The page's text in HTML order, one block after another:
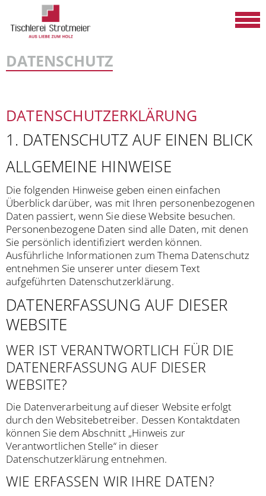
DATENSCHUTZ
DATENSCHUTZ­ERKLÄRUNG
1. DATENSCHUTZ AUF EINEN BLICK
ALLGEMEINE HINWEISE
Die folgenden Hinweise geben einen einfachen
Überblick darüber, was mit Ihren personenbezogenen
Daten passiert, wenn Sie diese Website besuchen.
Personenbezogene Daten sind alle Daten, mit denen
Sie persönlich identifiziert werden können.
Ausführliche Informationen zum Thema Datenschutz
entnehmen Sie unserer unter diesem Text
aufgeführten Datenschutzerklärung.
DATENERFASSUNG AUF DIESER
WEBSITE
WER IST VERANTWORTLICH FÜR DIE
DATENERFASSUNG AUF DIESER
WEBSITE?
Die Datenverarbeitung auf dieser Website erfolgt
durch den Websitebetreiber. Dessen Kontaktdaten
können Sie dem Abschnitt „Hinweis zur
Verantwortlichen Stelle“ in dieser
Datenschutzerklärung entnehmen.
WIE ERFASSEN WIR IHRE DATEN?